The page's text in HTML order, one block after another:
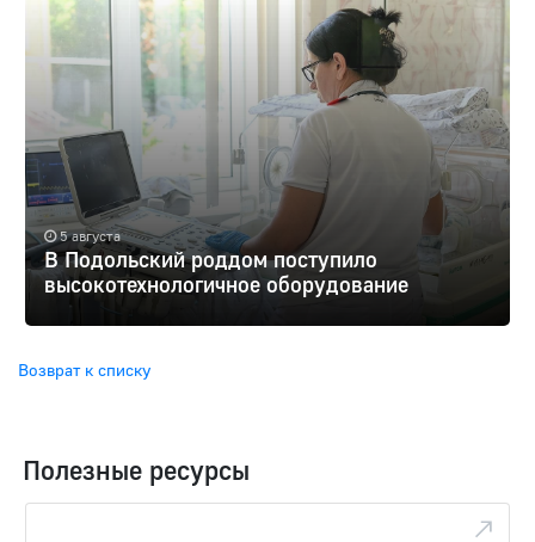
5 августа
В Подольский роддом поступило
высокотехнологичное оборудование
Возврат к списку
Полезные ресурсы